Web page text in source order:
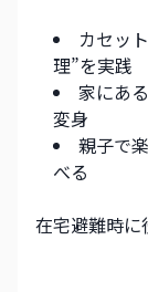
カセッ
理”を実践
家にあ
変身
親子で
べる
在宅避難時に